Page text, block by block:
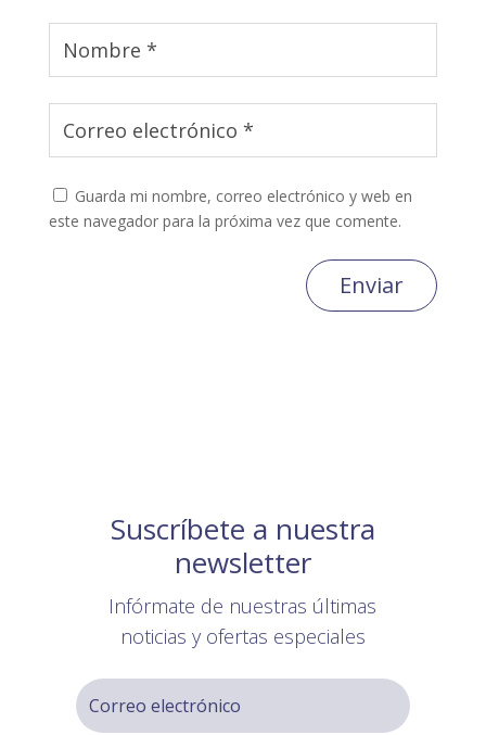
Guarda mi nombre, correo electrónico y web en
este navegador para la próxima vez que comente.
Enviar
Suscríbete a nuestra
newsletter
Infórmate de nuestras últimas
noticias y ofertas especiales